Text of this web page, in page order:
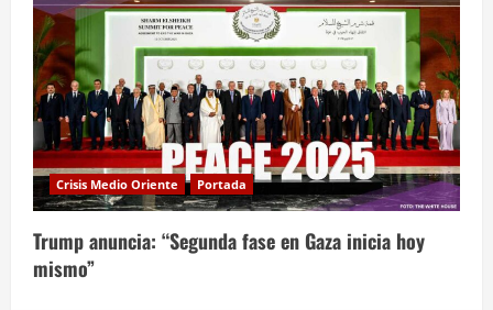
Crisis Medio Oriente Portada
Trump anuncia: “Segunda fase en Gaza inicia hoy
mismo”